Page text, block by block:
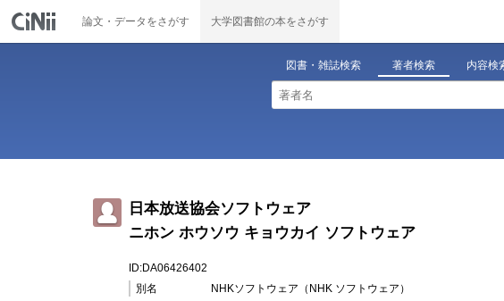
論文・データをさがす 大学図書館の本をさがす
図書・雑誌検索 著者検索 内容検
日本放送協会ソフトウェア
ニホン ホウソウ キョウカイ ソフトウェア
ID:DA06426402
別名
NHKソフトウェア（NHK ソフトウェア）